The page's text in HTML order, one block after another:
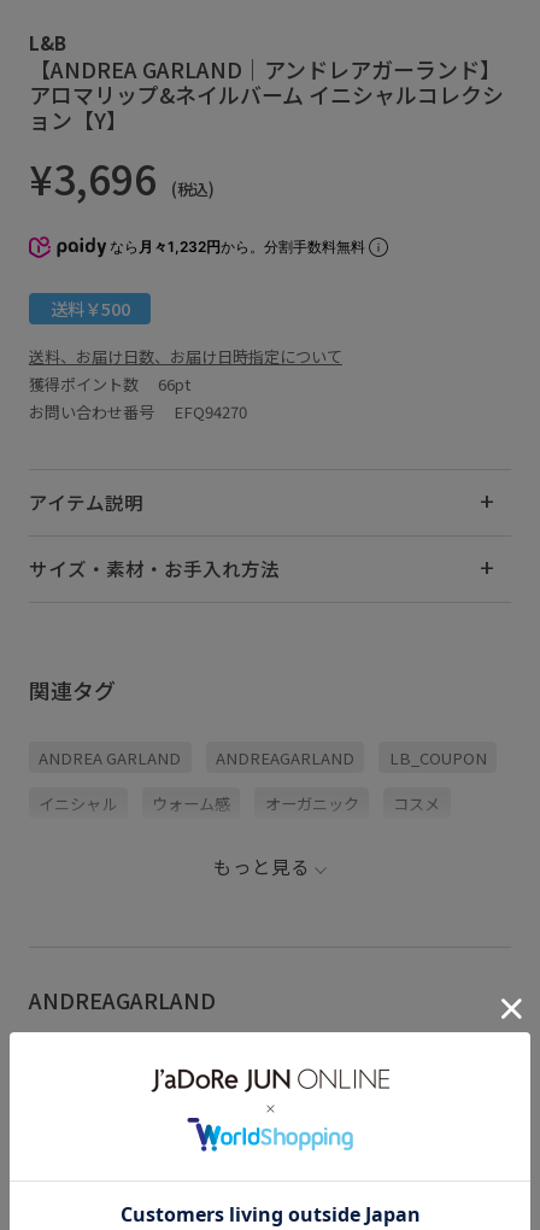
L&B
【ANDREA GARLAND｜アンドレアガーランド】
アロマリップ&ネイルバーム イニシャルコレクシ
ョン【Y】
¥3,696 (税込)
なら 月々1,232円から。分割手数料無料
送料￥500
送料、お届け日数、お届け日時指定について
獲得ポイント数 66pt
お問い合わせ番号 EFQ94270
アイテム説明
サイズ・素材・お手入れ方法
関連タグ
ANDREA GARLAND ANDREAGARLAND LB_COUPON
イニシャル ウォーム感 オーガニック コスメ
もっと見る
ANDREAGARLAND